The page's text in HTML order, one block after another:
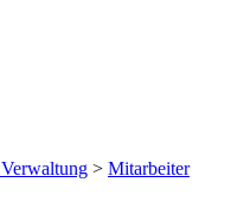
> Mitarbeiter